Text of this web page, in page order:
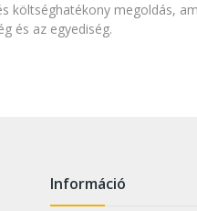
költséghatékony megoldás,
és az egyediség.
Információ